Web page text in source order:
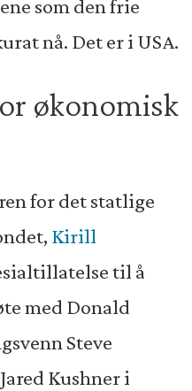
som den frie
nå. Det er i USA.
økonomisk
for det statlige
Kirill
til å
med Donald
Steve
Kushner i